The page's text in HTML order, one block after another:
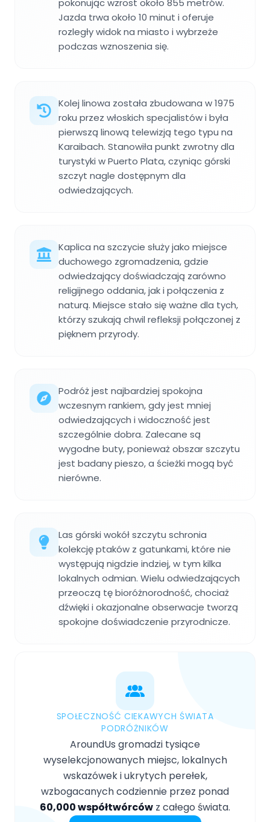
pokonując wzrost około 855 metrów.
Jazda trwa około 10 minut i oferuje
rozległy widok na miasto i wybrzeże
podczas wznoszenia się.
Kolej linowa została zbudowana w 1975
roku przez włoskich specjalistów i była
pierwszą linową telewizją tego typu na
Karaibach. Stanowiła punkt zwrotny dla
turystyki w Puerto Plata, czyniąc górski
szczyt nagle dostępnym dla
odwiedzających.
Kaplica na szczycie służy jako miejsce
duchowego zgromadzenia, gdzie
odwiedzający doświadczają zarówno
religijnego oddania, jak i połączenia z
naturą. Miejsce stało się ważne dla tych,
którzy szukają chwil refleksji połączonej z
pięknem przyrody.
Podróż jest najbardziej spokojna
wczesnym rankiem, gdy jest mniej
odwiedzających i widoczność jest
szczególnie dobra. Zalecane są
wygodne buty, ponieważ obszar szczytu
jest badany pieszo, a ścieżki mogą być
nierówne.
Las górski wokół szczytu schronia
kolekcję ptaków z gatunkami, które nie
występują nigdzie indziej, w tym kilka
lokalnych odmian. Wielu odwiedzających
przeoczą tę bioróżnorodność, chociaż
dźwięki i okazjonalne obserwacje tworzą
spokojne doświadczenie przyrodnicze.
SPOŁECZNOŚĆ CIEKAWYCH ŚWIATA
PODRÓŻNIKÓW
AroundUs gromadzi tysiące
wyselekcjonowanych miejsc, lokalnych
wskazówek i ukrytych perełek,
wzbogacanych codziennie przez ponad
60,000 współtwórców z całego świata.